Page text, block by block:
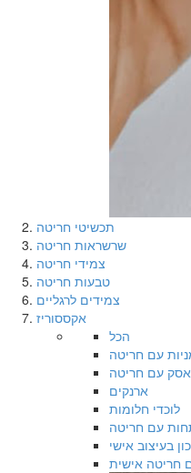
תכשיטי חריטה
שרשראות חריטה
צמידי חריטה
טבעות חריטה
צמידים לרגליים
אקססוריז
הכל
עם חריטה
עם חריטה
ארנקים
לוכדי חלומות
עם חריטה
בעיצוב אישי
חריטה אישית